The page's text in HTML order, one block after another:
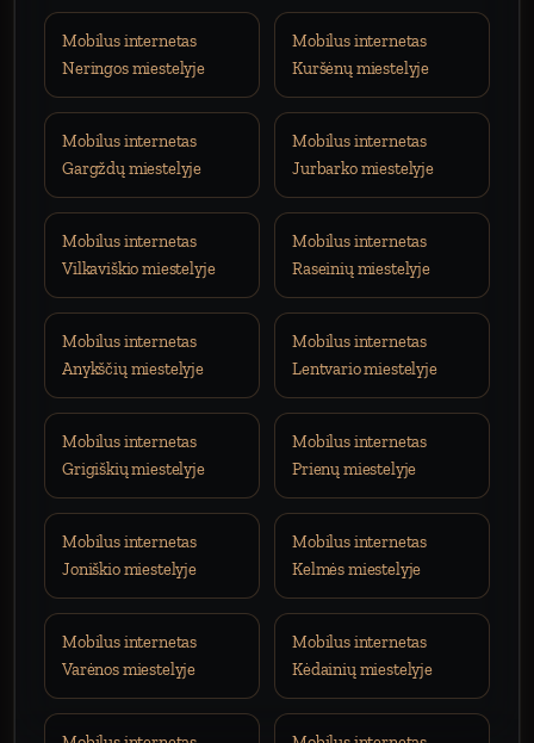
Mobilus internetas
Neringos miestelyje
Mobilus internetas
Kuršėnų miestelyje
Mobilus internetas
Gargždų miestelyje
Mobilus internetas
Jurbarko miestelyje
Mobilus internetas
Vilkaviškio miestelyje
Mobilus internetas
Raseinių miestelyje
Mobilus internetas
Anykščių miestelyje
Mobilus internetas
Lentvario miestelyje
Mobilus internetas
Grigiškių miestelyje
Mobilus internetas
Prienų miestelyje
Mobilus internetas
Joniškio miestelyje
Mobilus internetas
Kelmės miestelyje
Mobilus internetas
Varėnos miestelyje
Mobilus internetas
Kėdainių miestelyje